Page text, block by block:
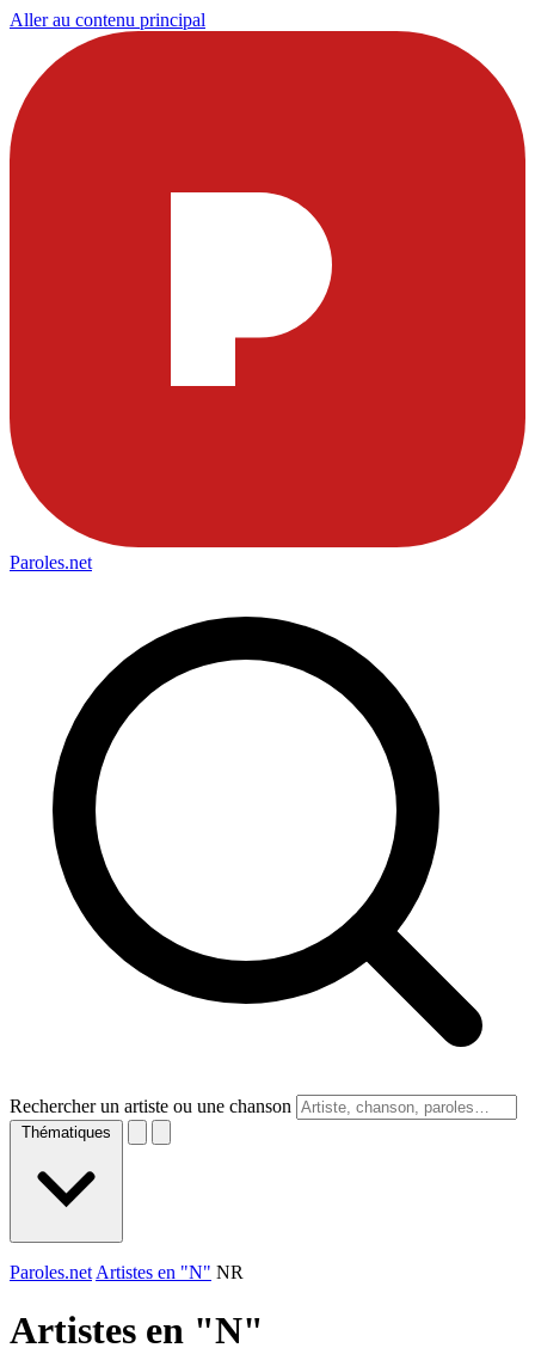
Aller au contenu principal
Paroles.net
Rechercher un artiste ou une chanson
Thématiques
Paroles.net Artistes en "N" NR
Artistes en "N"